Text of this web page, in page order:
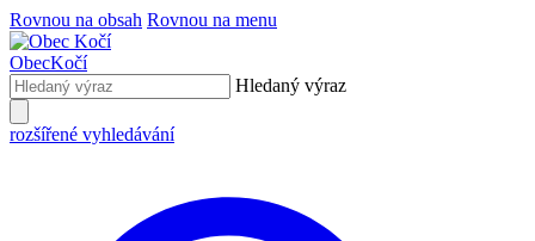
Rovnou na obsah Rovnou na menu
ObecKočí
Hledaný výraz
rozšířené vyhledávání